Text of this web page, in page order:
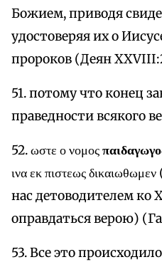
Божием, приводя
удостоверяя их о
пророков (Деян
51. потому что конец
праведности всякого
52. ωστε ο νομος
ινα εκ πιστεως
нас детоводителем ко
оправдаться верою)
53. Все это